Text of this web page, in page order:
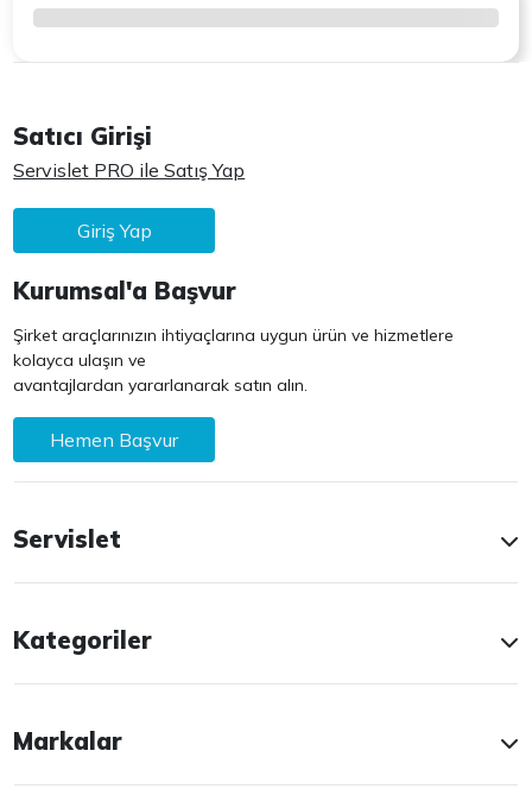
Satıcı Girişi
Servislet PRO ile Satış Yap
Giriş Yap
Kurumsal'a Başvur
Şirket araçlarınızın ihtiyaçlarına uygun ürün ve hizmetlere
kolayca ulaşın ve
avantajlardan yararlanarak satın alın.
Hemen Başvur
Servislet
Kategoriler
Markalar